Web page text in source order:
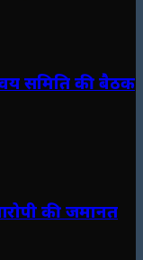
समिति की बैठक
की जमानत